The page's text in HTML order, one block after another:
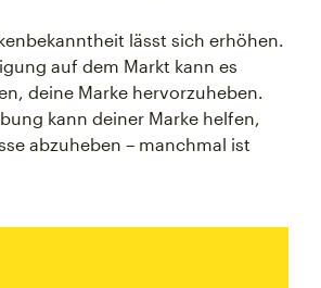
lässt sich erhöhen.
auf dem Markt kann es
deine Marke hervorzuheben.
kann deiner Marke helfen,
abzuheben – manchmal ist